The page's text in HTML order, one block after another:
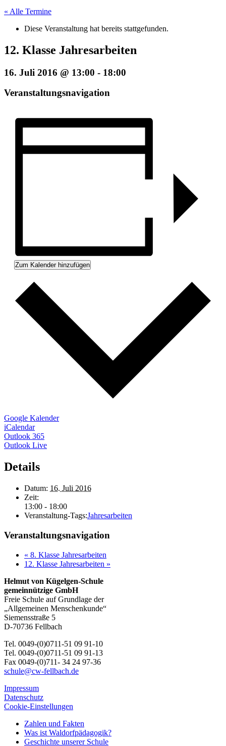
« Alle Termine
Diese Veranstaltung hat bereits stattgefunden.
12. Klasse Jahresarbeiten
16. Juli 2016 @ 13:00 - 18:00
Veranstaltungsnavigation
Zum Kalender hinzufügen
Google Kalender
iCalendar
Outlook 365
Outlook Live
Details
Datum: 16. Juli 2016
Zeit:
13:00 - 18:00
Veranstaltung-Tags:Jahresarbeiten
Veranstaltungsnavigation
« 8. Klasse Jahresarbeiten
12. Klasse Jahresarbeiten »
Helmut von Kügelgen-Schule
gemeinnützige GmbH
Freie Schule auf Grundlage der
„Allgemeinen Menschenkunde“
Siemensstraße 5
D-70736 Fellbach
Tel. 0049-(0)0711-51 09 91-10
Tel. 0049-(0)0711-51 09 91-13
Fax 0049-(0)711- 34 24 97-36
schule@cw-fellbach.de
Impressum
Datenschutz
Cookie-Einstellungen
Zahlen und Fakten
Was ist Waldorfpädagogik?
Geschichte unserer Schule